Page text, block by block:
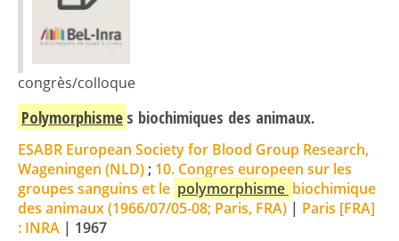
congrès/colloque
Polymorphisme s biochimiques des animaux.
ESABR European Society for Blood Group Research,
Wageningen (NLD) ; 10. Congres europeen sur les
groupes sanguins et le polymorphisme biochimique
des animaux (1966/07/05-08; Paris, FRA) | Paris [FRA]
: INRA | 1967